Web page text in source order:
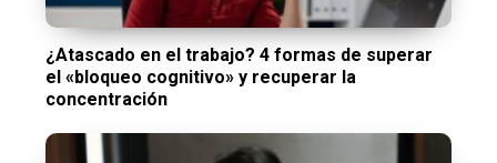
¿Atascado en el trabajo? 4 formas de superar
el «bloqueo cognitivo» y recuperar la
concentración